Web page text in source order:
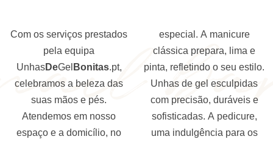
Com os serviços prestados
pela equipa
UnhasDeGel Bonitas.pt,
celebramos a beleza das
suas mãos e pés.
Atendemos em nosso
espaço e a domicílio, no
especial. A manicure
clássica prepara, lima e
pinta, refletindo o seu estilo.
Unhas de gel esculpidas
com precisão, duráveis e
sofisticadas. A pedicure,
uma indulgência para os